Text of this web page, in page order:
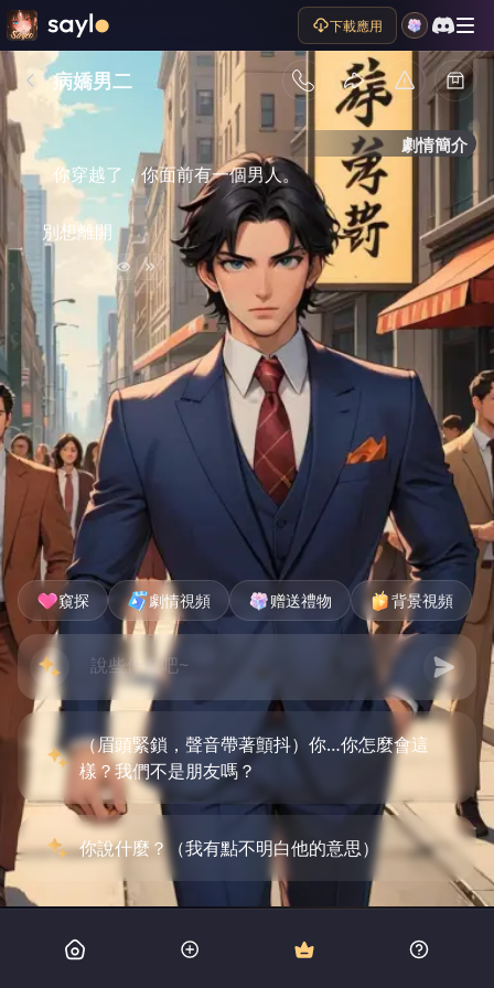
下載應用
病嬌男二
劇情簡介
你穿越了，你面前有一個男人。
別想離開
窺探 劇情視頻 赠送禮物 背景視頻
（眉頭緊鎖，聲音帶著顫抖）你…你怎麼會這
樣？我們不是朋友嗎？
你說什麼？（我有點不明白他的意思）